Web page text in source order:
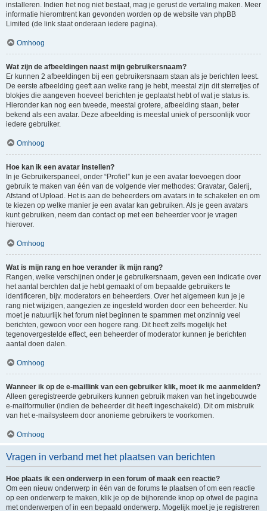
installeren. Indien het nog niet bestaat, mag je gerust de vertaling maken. Meer
informatie hieromtrent kan gevonden worden op de website van phpBB
Limited (de link staat onderaan iedere pagina).
Omhoog
Wat zijn de afbeeldingen naast mijn gebruikersnaam?
Er kunnen 2 afbeeldingen bij een gebruikersnaam staan als je berichten leest.
De eerste afbeelding geeft aan welke rang je hebt, meestal zijn dit sterretjes of
blokjes die aangeven hoeveel berichten je geplaatst hebt of wat je status is.
Hieronder kan nog een tweede, meestal grotere, afbeelding staan, beter
bekend als een avatar. Deze afbeelding is meestal uniek of persoonlijk voor
iedere gebruiker.
Omhoog
Hoe kan ik een avatar instellen?
In je Gebruikerspaneel, onder “Profiel” kun je een avatar toevoegen door
gebruik te maken van één van de volgende vier methodes: Gravatar, Galerij,
Afstand of Upload. Het is aan de beheerders om avatars in te schakelen en om
te kiezen op welke manier je een avatar kan gebruiken. Als je geen avatars
kunt gebruiken, neem dan contact op met een beheerder voor je vragen
hierover.
Omhoog
Wat is mijn rang en hoe verander ik mijn rang?
Rangen, welke verschijnen onder je gebruikersnaam, geven een indicatie over
het aantal berchten dat je hebt gemaakt of om bepaalde gebruikers te
identificeren, bijv. moderators en beheerders. Over het algemeen kun je je
rang niet wijzigen, aangezien ze ingesteld worden door een beheerder. Nu
moet je natuurlijk het forum niet beginnen te spammen met onzinnig veel
berichten, gewoon voor een hogere rang. Dit heeft zelfs mogelijk het
tegenovergestelde effect, een beheerder of moderator kunnen je berichten
aantal doen dalen.
Omhoog
Wanneer ik op de e-maillink van een gebruiker klik, moet ik me aanmelden?
Alleen geregistreerde gebruikers kunnen gebruik maken van het ingebouwde
e-mailformulier (indien de beheerder dit heeft ingeschakeld). Dit om misbruik
van het e-mailsysteem door anonieme gebruikers te voorkomen.
Omhoog
Vragen in verband met het plaatsen van berichten
Hoe plaats ik een onderwerp in een forum of maak een reactie?
Om een nieuw onderwerp in één van de forums te plaatsen of om een reactie
op een onderwerp te maken, klik je op de bijhorende knop op ofwel de pagina
met onderwerpen of in een bepaald onderwerp. Mogelijk moet je je registreren